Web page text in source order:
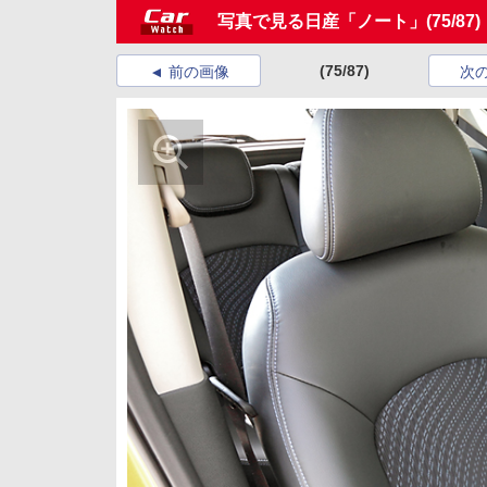
写真で見る日産「ノート」 (75/87)
前の画像 (75/87) 次